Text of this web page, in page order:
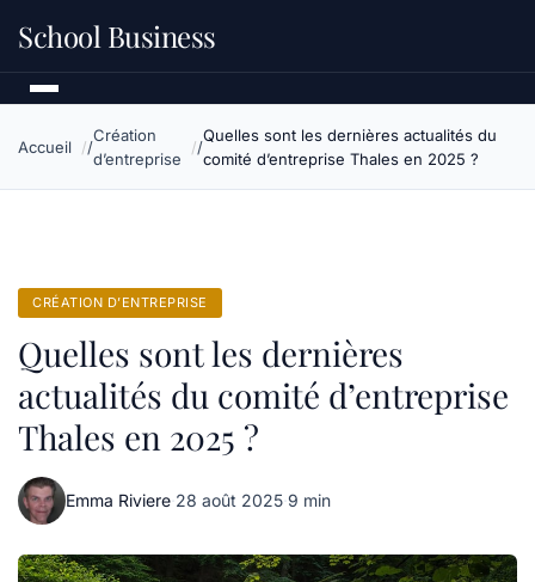
School Business
Accueil
Création
d’entreprise
Quelles sont les dernières actualités du
comité d’entreprise Thales en 2025 ?
CRÉATION D’ENTREPRISE
Quelles sont les dernières
actualités du comité d’entreprise
Thales en 2025 ?
Emma Riviere·28 août 2025·9 min